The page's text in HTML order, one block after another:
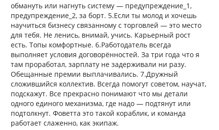
обмануть или нагнуть систему — предупреждение_1,
предупреждение_2, за борт. 5.Если ты молод и хочешь
научиться бизнесу связанному с торговлей — это место
для тебя. Не ленись, внимай, учись. Карьерный рост
есть. Топы комфортные. 6.Работодатель всегда
выполняет условия договорённостей. За три года что я
там проработал, зарплату не задерживали ни разу.
Обещанные премии выплачивались. 7.Дружный
сложившийся коллектив. Всегда помогут советом, научат,
подскажут. Все прекрасно понимают что мы детали
одного единого механизма, где надо — подтянут или
подтолкнут. Фоветта это такой кораблик, и команда
работает слаженно, как экипаж.